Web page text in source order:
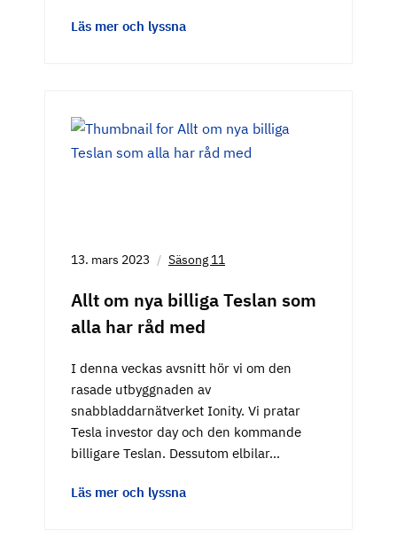
Läs mer och lyssna
13. mars 2023 Säsong 11
Allt om nya billiga Teslan som
alla har råd med
I denna veckas avsnitt hör vi om den
rasade utbyggnaden av
snabbladdarnätverket Ionity. Vi pratar
Tesla investor day och den kommande
billigare Teslan. Dessutom elbilar…
Läs mer och lyssna